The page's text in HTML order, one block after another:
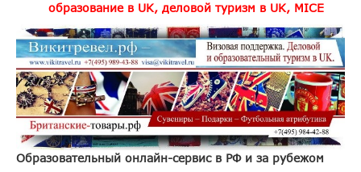
образование в UK, деловой туризм в UK, MICE
Образовательный онлайн-сервис в РФ и за рубежом